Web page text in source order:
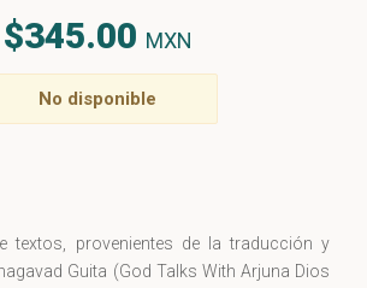
$345.00 MXN
No disponible
textos, provenientes de la traducción y
Guita (God Talks With Arjuna Dios